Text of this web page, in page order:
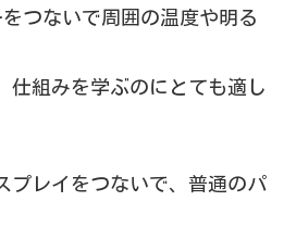
つないで周囲の温度や明る
仕組みを学ぶのにとても適し
プレイをつないで、普通のパ